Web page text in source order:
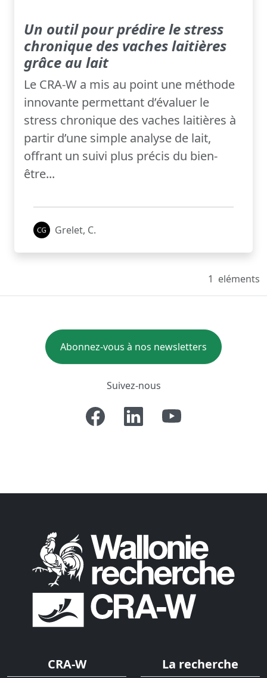
Un outil pour prédire le stress
chronique des vaches laitières
grâce au lait
Le CRA-W a mis au point une méthode
innovante permettant d’évaluer le
stress chronique des vaches laitières à
partir d’une simple analyse de lait,
offrant un suivi plus précis du bien-
être...
Grelet, C.
1 eléments
Abonnez-vous à nos newsletters
Suivez-nous
CRA-W La recherche